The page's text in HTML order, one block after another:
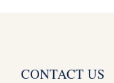
CONTACT US